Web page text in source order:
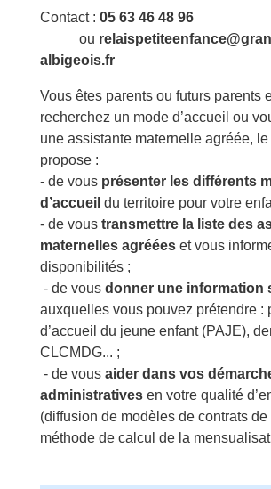
Contact : 05 63 46 48 96
ou
albigeois.fr
Vous êtes parents ou futurs parents
recherchez un mode d’accueil ou
une assistante maternelle agréée,
propose :
- de vous présenter les différents
d’accueil du territoire pour votre
- de vous transmettre la liste des
maternelles agréées et vous
disponibilités ;
- de vous donner une information
auxquelles vous pouvez prétendre :
d’accueil du jeune enfant (PAJE),
CLCMDG... ;
- de vous aider dans vos
administratives en votre qualité
(diffusion de modèles de contrats de
méthode de calcul de la